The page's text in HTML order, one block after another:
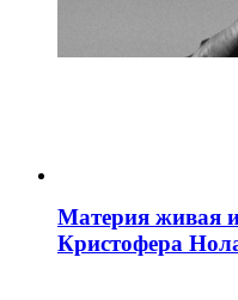
Материя живая
Кристофера